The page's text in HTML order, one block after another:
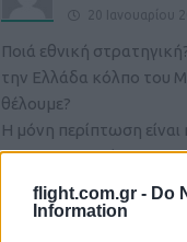
flight.com.gr - Do
Information
20 Ιανουαρίου
Ποιά εθνική
την Ελλάδα κόλπο του
θέλουμε?
Η μόνη περίπτωση
και να υποχρεώσουν τις
αυτονόητα.
Οι ελληνικές